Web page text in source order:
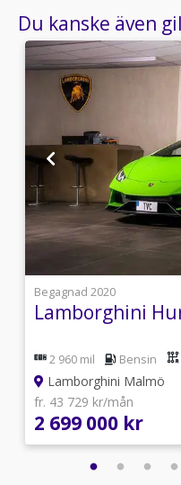
Du kanske även
Begagnad 2020
Lamborghini
2 960 mil Bensin
Lamborghini Malmö
fr. 43 729 kr/mån
2 699 000 kr